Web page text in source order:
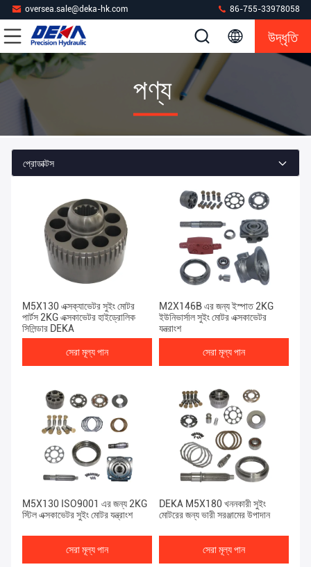
oversea.sale@deka-hk.com 86-755-33978058
উদ্ধৃতি
পণ্য
প্রোডাক্টস
M5X130 এক্সক্যাভেটর সুইং মোটর
পার্টস 2KG এক্সকাভেটর হাইড্রোলিক
সিলিন্ডার DEKA
সেরা মূল্য পান
M2X146B এর জন্য ইস্পাত 2KG
ইউনিভার্সাল সুইং মোটর এক্সকাভেটর
যন্ত্রাংশ
সেরা মূল্য পান
M5X130 ISO9001 এর জন্য 2KG
স্টিল এক্সকাভেটর সুইং মোটর যন্ত্রাংশ
সেরা মূল্য পান
DEKA M5X180 খননকারী সুইং
মোটরের জন্য ভারী সরঞ্জামের উপাদান
সেরা মূল্য পান